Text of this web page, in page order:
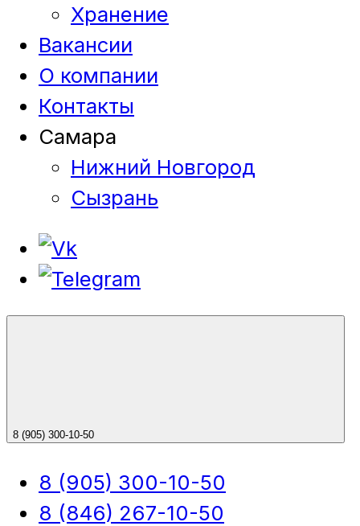
Хранение
Вакансии
О компании
Контакты
Самара
Нижний Новгород
Сызрань
8 (905) 300-10-50
8 (905) 300-10-50
8 (846) 267-10-50